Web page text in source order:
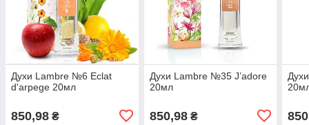
Духи Lambre №6 Eclat
d'arpege 20мл
850,98 ₴
Духи Lambre №35 J’adore
20мл
850,98₴